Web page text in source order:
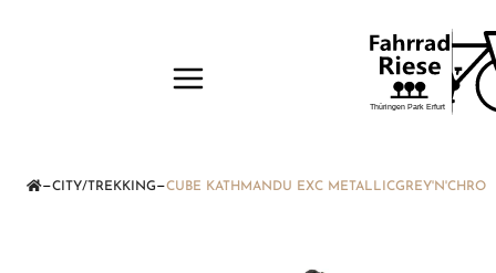
—CITY/TREKKING—CUBE KATHMANDU EXC